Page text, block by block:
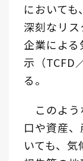
において
深刻なリス
企業によ
示（TCFD
る。
このよう
口や資産
いても、